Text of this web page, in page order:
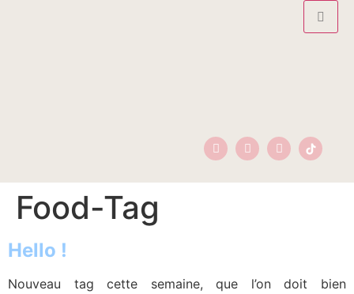
Food-Tag
Hello !
Nouveau tag cette semaine, que l’on doit bien